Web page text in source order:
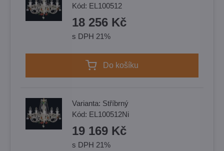
Kód: EL100512
18 256 Kč
s DPH 21%
Do košíku
Varianta: Stříbrný
Kód: EL100512Ni
19 169 Kč
s DPH 21%